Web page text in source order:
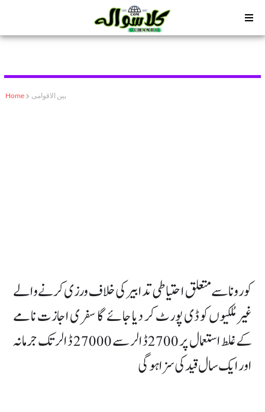
Home بین الاقوامی
کورونا سے متعلق احتیاطی تدابیر کی خلاف ورزی کرنے والے
غیر مُلکیوں کو ڈی پورٹ کر دیا جائے گا سفری اجازت نامے
کے غلط استعمال پر 2700 ڈالر سے 27000 ڈالر تک جرمانہ
اور ایک سال قید کی سزا ہو گی